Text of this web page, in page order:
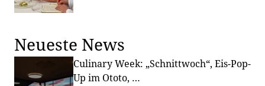
Neueste News
Culinary Week: „Schnittwoch“, Eis-Pop-
Up im Ototo, …